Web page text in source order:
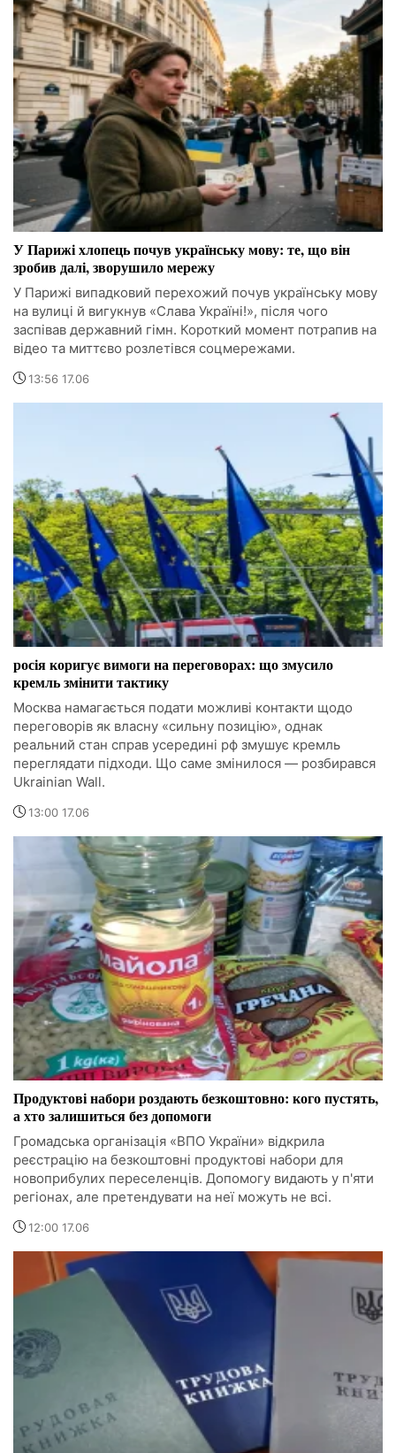
У Парижі хлопець почув українську мову: те, що він
зробив далі, зворушило мережу
У Парижі випадковий перехожий почув українську мову
на вулиці й вигукнув «Слава Україні!», після чого
заспівав державний гімн. Короткий момент потрапив на
відео та миттєво розлетівся соцмережами.
13:56 17.06
росія коригує вимоги на переговорах: що змусило
кремль змінити тактику
Москва намагається подати можливі контакти щодо
переговорів як власну «сильну позицію», однак
реальний стан справ усередині рф змушує кремль
переглядати підходи. Що саме змінилося — розбирався
Ukrainian Wall.
13:00 17.06
Продуктові набори роздають безкоштовно: кого пустять,
а хто залишиться без допомоги
Громадська організація «ВПО України» відкрила
реєстрацію на безкоштовні продуктові набори для
новоприбулих переселенців. Допомогу видають у п'яти
регіонах, але претендувати на неї можуть не всі.
12:00 17.06